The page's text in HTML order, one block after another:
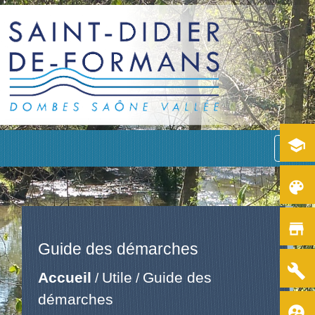
menu
Guide des démarches
Accueil / Utile / Guide des
démarches
school
color_lens
store
build